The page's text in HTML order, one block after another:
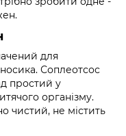
для
Соплеотсос
простий у
організму.
чистий, не містить